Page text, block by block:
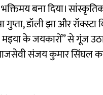
बना दिया।
गुप्ता, डॉली झा और
के जयकारों” से गूंज
संजय कुमार सिंघल